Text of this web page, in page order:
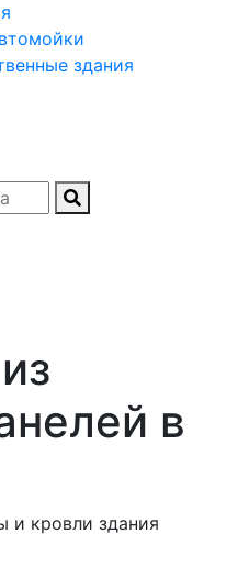
здания
в
и кровли здания